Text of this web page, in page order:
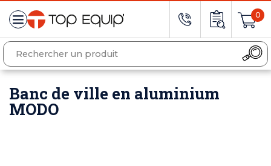
0
Banc de ville en aluminium
MODO